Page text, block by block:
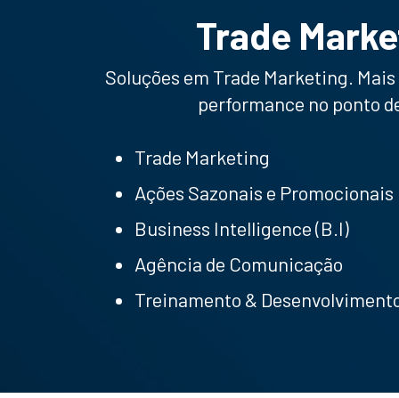
Trade
Soluções em Trade Marketing.
performance no ponto
Trade Marketing
Ações Sazonais e Promocionais
Business Intelligence (B.I)
Agência de Comunicação
Treinamento &